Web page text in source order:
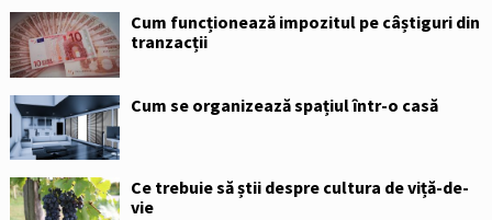
Cum funcționează impozitul pe câștiguri din
tranzacții
Cum se organizează spațiul într-o casă
Ce trebuie să știi despre cultura de viță-de-
vie